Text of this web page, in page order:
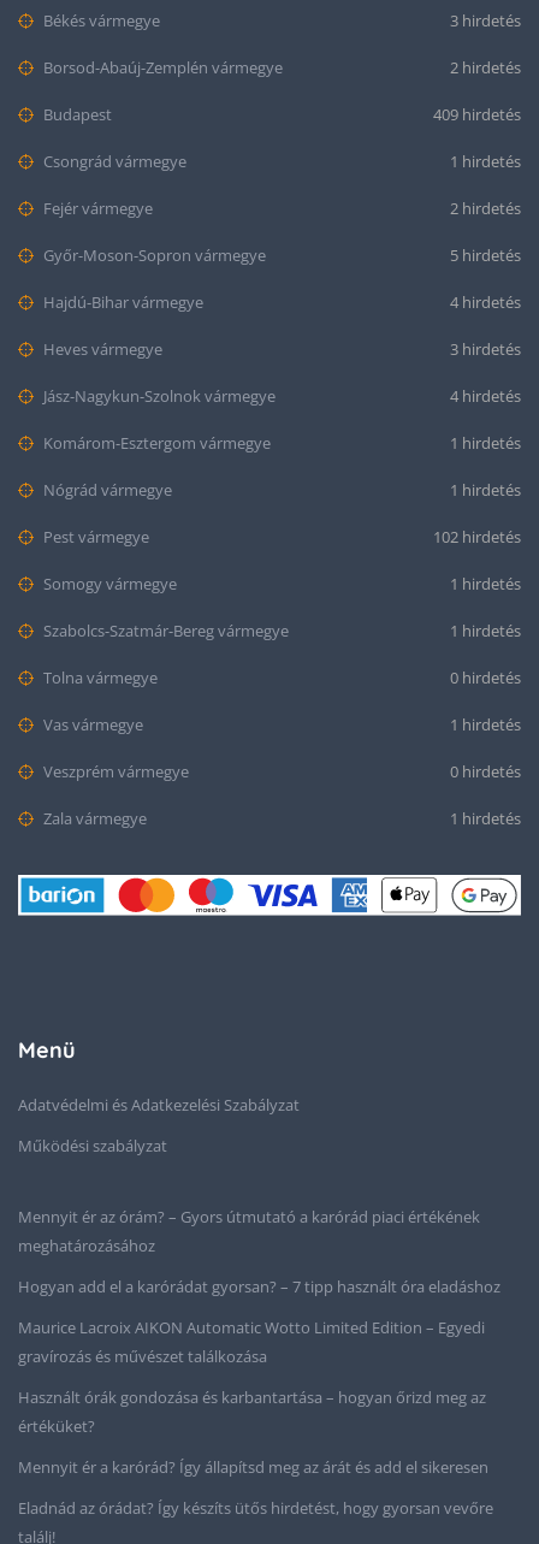
Békés vármegye 3 hirdetés
Borsod-Abaúj-Zemplén vármegye 2 hirdetés
Budapest 409 hirdetés
Csongrád vármegye 1 hirdetés
Fejér vármegye 2 hirdetés
Győr-Moson-Sopron vármegye 5 hirdetés
Hajdú-Bihar vármegye 4 hirdetés
Heves vármegye 3 hirdetés
Jász-Nagykun-Szolnok vármegye 4 hirdetés
Komárom-Esztergom vármegye 1 hirdetés
Nógrád vármegye 1 hirdetés
Pest vármegye 102 hirdetés
Somogy vármegye 1 hirdetés
Szabolcs-Szatmár-Bereg vármegye 1 hirdetés
Tolna vármegye 0 hirdetés
Vas vármegye 1 hirdetés
Veszprém vármegye 0 hirdetés
Zala vármegye 1 hirdetés
Menü
Adatvédelmi és Adatkezelési Szabályzat
Működési szabályzat
Mennyit ér az órám? – Gyors útmutató a karórád piaci értékének
meghatározásához
Hogyan add el a karórádat gyorsan? – 7 tipp használt óra eladáshoz
Maurice Lacroix AIKON Automatic Wotto Limited Edition – Egyedi
gravírozás és művészet találkozása
Használt órák gondozása és karbantartása – hogyan őrizd meg az
értéküket?
Mennyit ér a karórád? Így állapítsd meg az árát és add el sikeresen
Eladnád az órádat? Így készíts ütős hirdetést, hogy gyorsan vevőre
találj!